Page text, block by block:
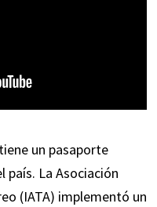
un pasaporte
país. La Asociación
(IATA) implementó un